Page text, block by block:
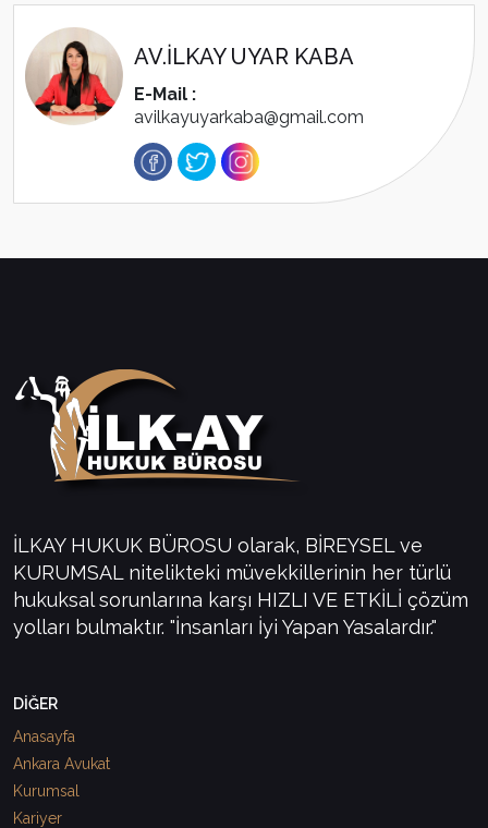
AV.İLKAY UYAR KABA
E-Mail :
avilkayuyarkaba@gmail.com
İLKAY HUKUK BÜROSU olarak, BİREYSEL ve
KURUMSAL nitelikteki müvekkillerinin her türlü
hukuksal sorunlarına karşı HIZLI VE ETKİLİ çözüm
yolları bulmaktır. "İnsanları İyi Yapan Yasalardır."
DİĞER
Anasayfa
Ankara Avukat
Kurumsal
Kariyer